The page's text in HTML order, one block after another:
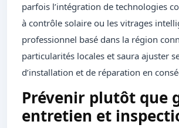
parfois l’intégration de technologies
à contrôle solaire ou les vitrages
professionnel basé dans la région
particularités locales et saura ajuster
d’installation et de réparation en
Prévenir plutôt que
entretien et